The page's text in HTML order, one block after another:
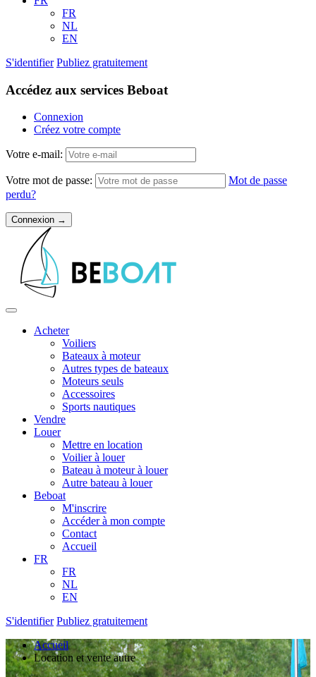
FR
NL
EN
S'identifier Publiez gratuitement
Accédez aux services Beboat
Connexion
Créez votre compte
Votre e-mail:
Votre mot de passe:
Mot de passe
perdu?
Acheter
Voiliers
Bateaux à moteur
Autres types de bateaux
Moteurs seuls
Accessoires
Sports nautiques
Vendre
Louer
Mettre en location
Voilier à louer
Bateau à moteur à louer
Autre bateau à louer
Beboat
M'inscrire
Accéder à mon compte
Contact
Accueil
FR
FR
NL
EN
S'identifier Publiez gratuitement
Accueil
Location et vente autre